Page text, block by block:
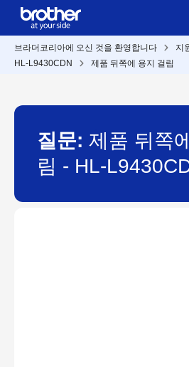
브라더코리아에 오신 것을 환영합니다
지
HL-L9430CDN
제품 뒤쪽에 용지 걸림
질문: 제품 뒤쪽
림 - HL-